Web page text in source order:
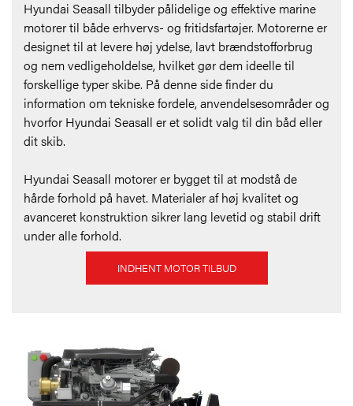
Hyundai Seasall tilbyder pålidelige og effektive marine
motorer til både erhvervs- og fritidsfartøjer. Motorerne er
designet til at levere høj ydelse, lavt brændstofforbrug
og nem vedligeholdelse, hvilket gør dem ideelle til
forskellige typer skibe. På denne side finder du
information om tekniske fordele, anvendelsesområder og
hvorfor Hyundai Seasall er et solidt valg til din båd eller
dit skib.
Hyundai Seasall motorer er bygget til at modstå de
hårde forhold på havet. Materialer af høj kvalitet og
avanceret konstruktion sikrer lang levetid og stabil drift
under alle forhold.
INDHENT MOTOR TILBUD